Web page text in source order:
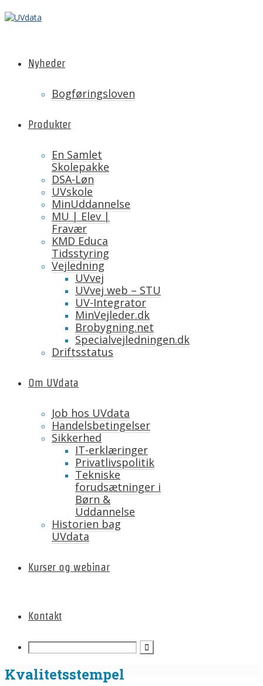
Nyheder
Bogføringsloven
Produkter
En Samlet
Skolepakke
DSA-Løn
UVskole
MinUddannelse
MU | Elev |
Fravær
KMD Educa
Tidsstyring
Vejledning
UVvej
UVvej web – STU
UV-Integrator
MinVejleder.dk
Brobygning.net
Specialvejledningen.dk
Driftsstatus
Om UVdata
Job hos UVdata
Handelsbetingelser
Sikkerhed
IT-erklæringer
Privatlivspolitik
Tekniske
forudsætninger i
Børn &
Uddannelse
Historien bag
UVdata
Kurser og webinar
Kontakt
Kvalitetsstempel